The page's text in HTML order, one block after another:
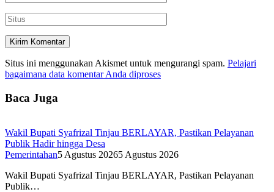
Situs ini menggunakan Akismet untuk mengurangi spam. Pelajari
bagaimana data komentar Anda diproses
Baca Juga
Wakil Bupati Syafrizal Tinjau BERLAYAR, Pastikan Pelayanan
Publik Hadir hingga Desa
Pemerintahan5 Agustus 20265 Agustus 2026
Wakil Bupati Syafrizal Tinjau BERLAYAR, Pastikan Pelayanan
Publik…